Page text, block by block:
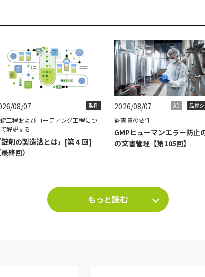
08/07 製剤
工程およびコーティング工程につ
解説する
錠剤の製造法とは」[第４回]
最終回）
2026/08/07 AD 品質
監査員の要件
GMPヒューマンエラー防止
の文書管理【第105回】
もっと読む